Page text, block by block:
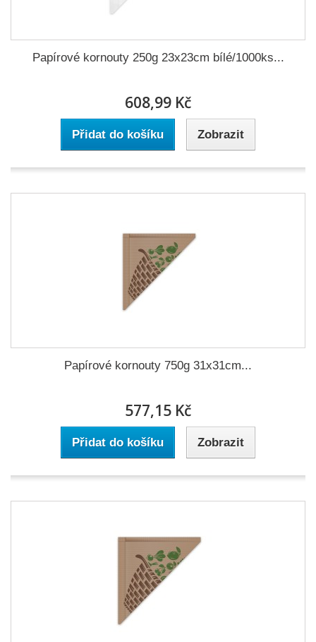
Papírové kornouty 250g 23x23cm bílé/1000ks...
608,99 Kč
Přidat do košíku Zobrazit
Papírové kornouty 750g 31x31cm...
577,15 Kč
Přidat do košíku Zobrazit